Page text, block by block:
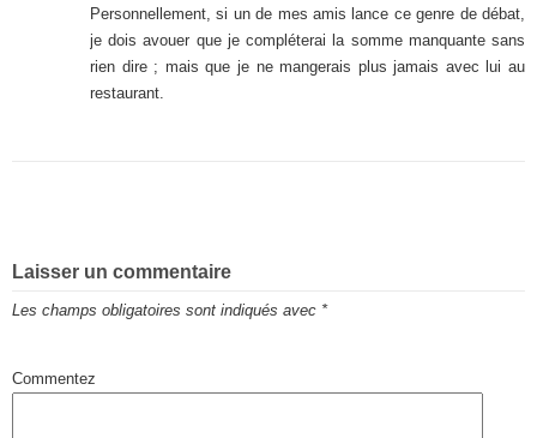
Personnellement, si un de mes amis lance ce genre de débat,
je dois avouer que je compléterai la somme manquante sans
rien dire ; mais que je ne mangerais plus jamais avec lui au
restaurant.
Laisser un commentaire
Les champs obligatoires sont indiqués avec *
Commentez